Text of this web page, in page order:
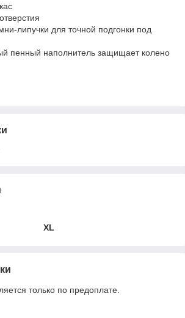
липучки для точной подгонки под
пенный наполнитель защищает колено
XL
только по предоплате.